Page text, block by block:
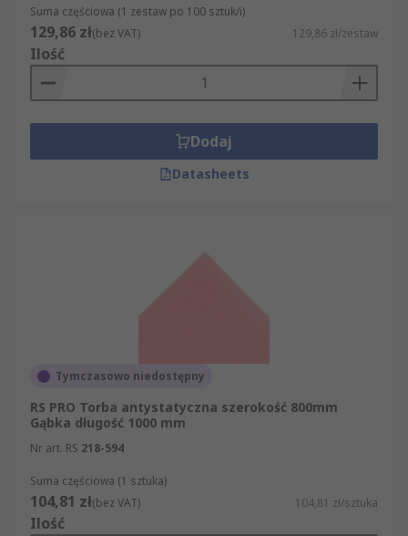
Suma częściowa (1 zestaw po 100 sztuk/i)
129,86 zł(bez VAT) 129,86 zł/zestaw
Ilość
Dodaj
Datasheets
Tymczasowo niedostępny
RS PRO Torba antystatyczna szerokość 800mm
Gąbka długość 1000 mm
Nr art. RS 218-594
Suma częściowa (1 sztuka)
104,81 zł(bez VAT) 104,81 zł/sztuka
Ilość